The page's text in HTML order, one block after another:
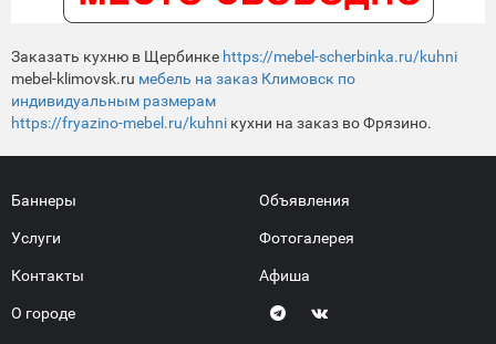
Заказать кухню в Щербинке https://mebel-scherbinka.ru/kuhni
mebel-klimovsk.ru мебель на заказ Климовск по
индивидуальным размерам
https://fryazino-mebel.ru/kuhni кухни на заказ во Фрязино.
Баннеры
Услуги
Контакты
О городе
Объявления
Фотогалерея
Афиша